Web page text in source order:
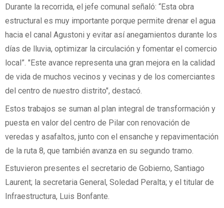
Durante la recorrida, el jefe comunal señaló: “Esta obra
estructural es muy importante porque permite drenar el agua
hacia el canal Agustoni y evitar así anegamientos durante los
días de lluvia, optimizar la circulación y fomentar el comercio
local”. "Este avance representa una gran mejora en la calidad
de vida de muchos vecinos y vecinas y de los comerciantes
del centro de nuestro distrito", destacó.
Estos trabajos se suman al plan integral de transformación y
puesta en valor del centro de Pilar con renovación de
veredas y asafaltos, junto con el ensanche y repavimentación
de la ruta 8, que también avanza en su segundo tramo.
Estuvieron presentes el secretario de Gobierno, Santiago
Laurent; la secretaria General, Soledad Peralta; y el titular de
Infraestructura, Luis Bonfante.